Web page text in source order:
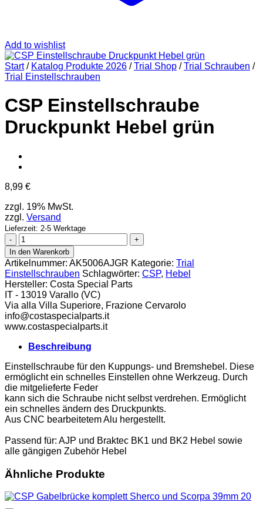
Add to wishlist
Start / Katalog Produkte 2026 / Trial Shop / Trial Schrauben /
Trial Einstellschrauben
CSP Einstellschraube
Druckpunkt Hebel grün
8,99 €
zzgl. 19% MwSt.
zzgl. Versand
Lieferzeit: 2-5 Werktage
CSP
Einstellschraube
Druckpunkt
Hebel
grün
Menge
In den Warenkorb
Artikelnummer: AK5006AJGR Kategorie: Trial
Einstellschrauben Schlagwörter: CSP, Hebel
Hersteller: Costa Special Parts
IT - 13019 Varallo (VC)
Via alla Villa Superiore, Frazione Cervarolo
info@costaspecialparts.it
www.costaspecialparts.it
Beschreibung
Einstellschraube für den Kuppungs- und Bremshebel. Diese
ermöglicht ein schnelles Einstellen ohne Werkzeug. Durch
die mitgelieferte Feder
kann sich die Schraube nicht selbst verdrehen. Ermöglicht
ein schnelles ändern des Druckpunkts.
Aus CNC bearbeitetem Alu hergestellt.
Passend für: AJP und Braktec BK1 und BK2 Hebel sowie
alle gängigen Zubehör Hebel
Ähnliche Produkte